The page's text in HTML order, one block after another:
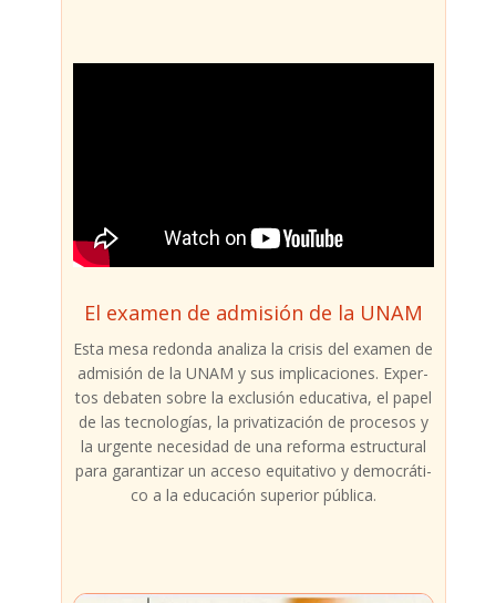
El examen de admisión de la UNAM
Esta mesa redon­da ana­li­za la cri­sis del examen de
admi­sión de la UNAM y sus impli­ca­cio­nes. Exper­
tos deba­ten sobre la exclu­sión edu­ca­ti­va, el papel
de las tec­no­lo­gías, la pri­va­ti­za­ción de pro­ce­sos y
la urgen­te nece­si­dad de una refor­ma estruc­tu­ral
para garan­ti­zar un acce­so equi­ta­ti­vo y demo­crá­ti­
co a la edu­ca­ción supe­rior públi­ca.